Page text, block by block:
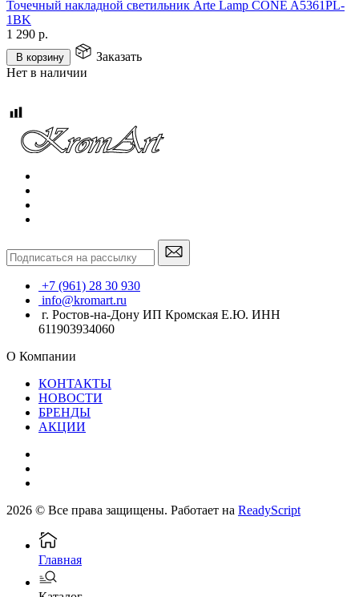
Точечный накладной светильник Arte Lamp CONE A5361PL-
1BK
1 290 р.
В корзину
Заказать
Нет в наличии
+7 (961) 28 30 930
info@kromart.ru
г. Ростов-на-Дону ИП Кромская Е.Ю. ИНН
611903934060
О Компании
КОНТАКТЫ
НОВОСТИ
БРЕНДЫ
АКЦИИ
2026 © Все права защищены. Работает на ReadyScript
Главная